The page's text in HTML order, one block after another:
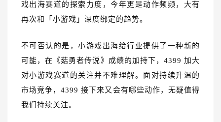
戏出海赛道的探索力度，今年更是动作频频，大有
再次和「小游戏」深度绑定的趋势。
不可否认的是，小游戏出海给行业提供了一种新的
可能，在《菇勇者传说》成绩的加持下，4399 加大
对小游戏赛道的关注并不难理解。面对持续升温的
市场竞争，4399 接下来又会有哪些动作，无疑值得
我们持续关注。